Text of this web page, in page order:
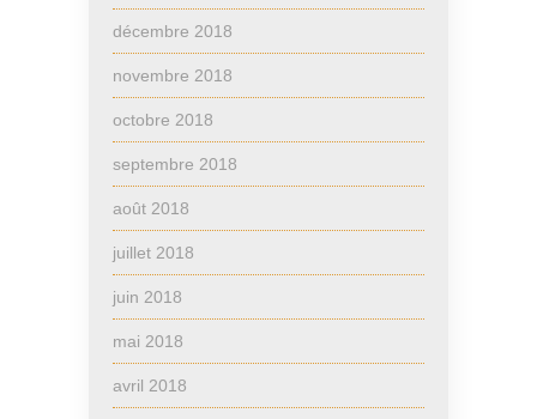
décembre 2018
novembre 2018
octobre 2018
septembre 2018
août 2018
juillet 2018
juin 2018
mai 2018
avril 2018